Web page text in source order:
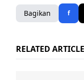
Bagikan f
RELATED